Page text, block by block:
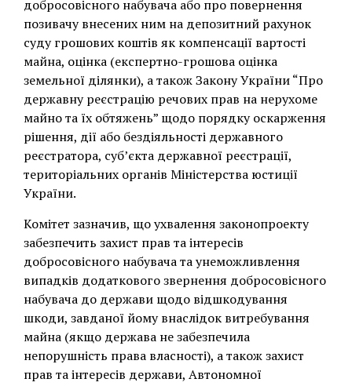
добросовісного набувача або про повернення
позивачу внесених ним на депозитний рахунок
суду грошових коштів як компенсації вартості
майна, оцінка (експертно-грошова оцінка
земельної ділянки), а також Закону України “Про
державну реєстрацію речових прав на нерухоме
майно та їх обтяжень” щодо порядку оскарження
рішення, дії або бездіяльності державного
реєстратора, суб’єкта державної реєстрації,
територіальних органів Міністерства юстиції
України.
Комітет зазначив, що ухвалення законопроекту
забезпечить захист прав та інтересів
добросовісного набувача та унеможливлення
випадків додаткового звернення добросовісного
набувача до держави щодо відшкодування
шкоди, завданої йому внаслідок витребування
майна (якщо держава не забезпечила
непорушність права власності), а також захист
прав та інтересів держави, Автономної